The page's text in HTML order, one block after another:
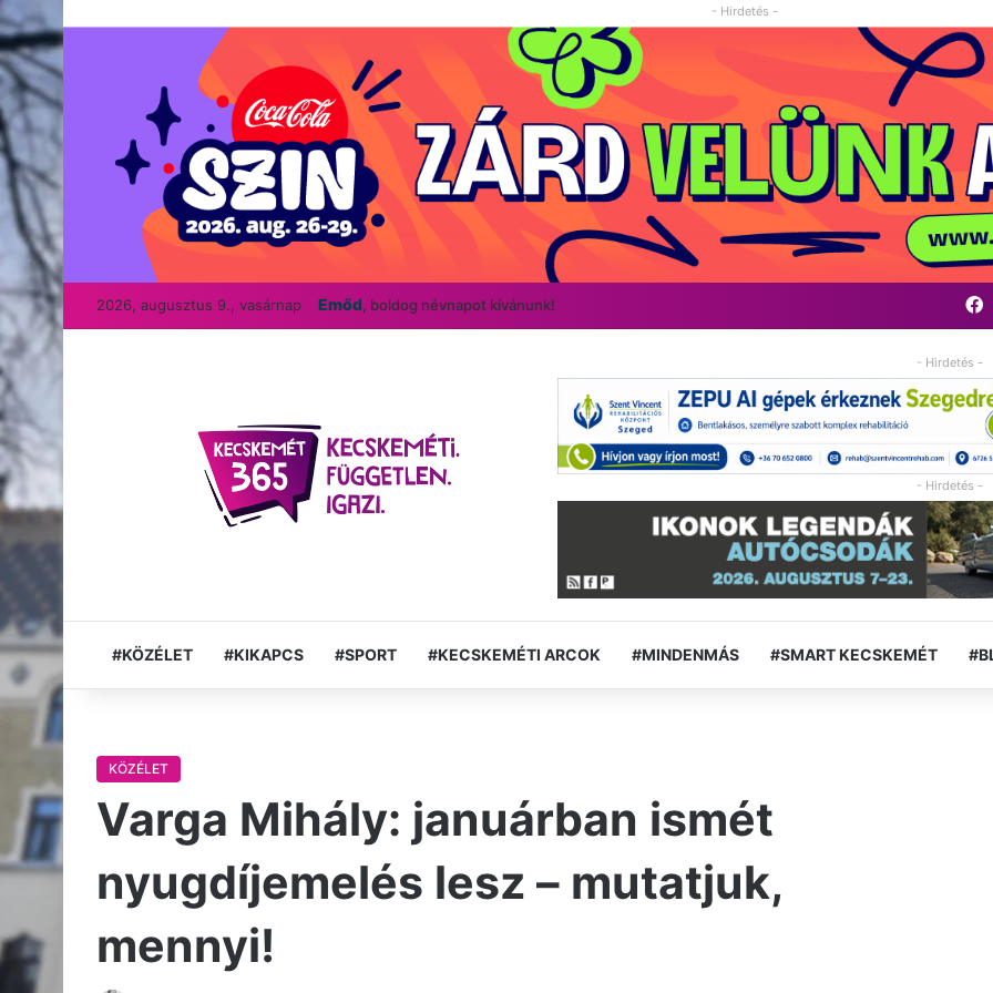
- Hirdetés -
2026, augusztus 9., vasárnap Emőd, boldog névnapot kívánunk!
- Hirdetés -
- Hirdetés -
#KÖZÉLET #KIKAPCS #SPORT #KECSKEMÉTI ARCOK #MINDENMÁS #SMART KECSKEMÉT
KÖZÉLET
Varga Mihály: januárban ismét
nyugdíjemelés lesz – mutatjuk,
mennyi!